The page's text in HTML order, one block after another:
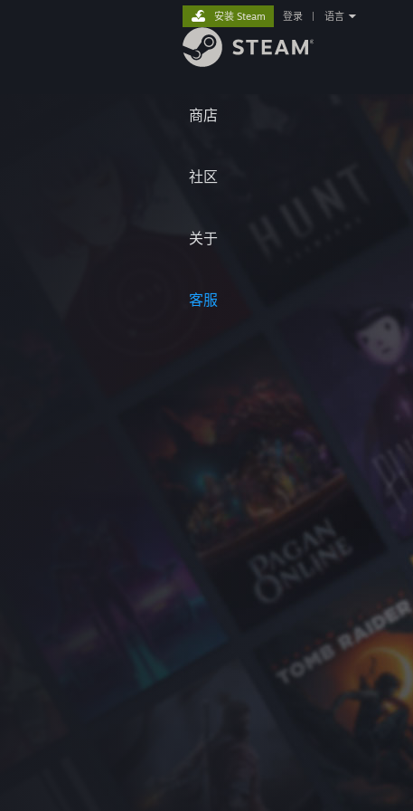
商店
社区
关于
客服
安装 Steam 登录 语言